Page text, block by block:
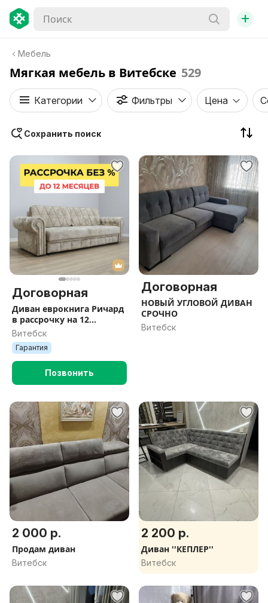
+
Мебель
Мягкая мебель в Витебске 529
Категории Фильтры Цена
Сохранить поиск
Договорная
Диван еврокнига Ричард
в рассрочку на 12
месяцев под 0%
Витебск
Гарантия
Позвонить
Договорная
НОВЫЙ УГЛОВОЙ ДИВАН
СРОЧНО
Витебск
2 000 р.
Продам диван
Витебск
2 200 р.
Диван ''КЕПЛЕР''
Витебск